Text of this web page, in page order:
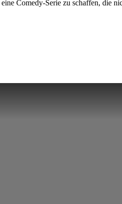
Comedy-Serie zu schaffen, die